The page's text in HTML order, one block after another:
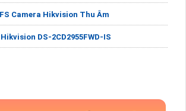
Camera Hikvision Thu Âm
DS-2CD2955FWD-IS